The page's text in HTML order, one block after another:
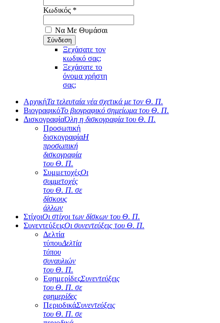
Κωδικός *
Να Με Θυμάσαι
Ξεχάσατε τον
κωδικό σας;
Ξεχάσατε το
όνομα χρήστη
σας;
ΑρχικήΤα τελευταία νέα σχετικά με τον Θ. Π.
ΒιογραφικόΤο βιογραφικό σημείωμα του Θ. Π.
ΔισκογραφίαΌλη η δισκογραφία του Θ. Π.
Προσωπική
δισκογραφίαΗ
προσωπική
δισκογραφία
του Θ. Π.
ΣυμμετοχέςΟι
συμμετοχές
του Θ. Π. σε
δίσκους
άλλων
ΣτίχοιΟι στίχοι των δίσκων του Θ. Π.
ΣυνεντεύξειςΟι συνεντεύξεις του Θ. Π.
Δελτία
τύπουΔελτία
τύπου
συναυλιών
του Θ. Π.
ΕφημερίδεςΣυνεντεύξεις
του Θ. Π. σε
εφημερίδες
ΠεριοδικάΣυνεντεύξεις
του Θ. Π. σε